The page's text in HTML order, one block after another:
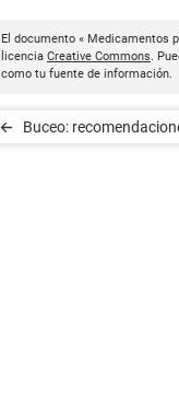
El documento « Medicamentos
licencia Creative Commons.
como tu fuente de información.
Buceo: